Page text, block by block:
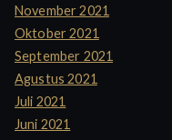
November 2021
Oktober 2021
September 2021
Agustus 2021
Juli 2021
Juni 2021